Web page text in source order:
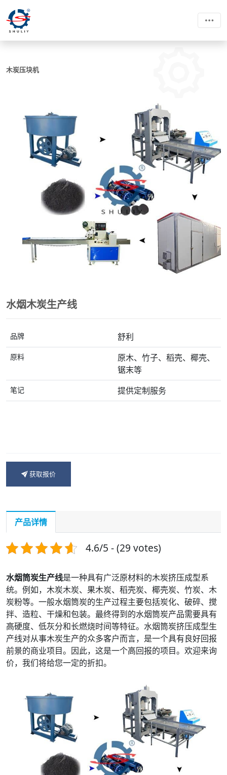
木炭压块机
水烟木炭生产线
品牌 舒利
原料
原木、竹子、稻壳、椰壳、
锯末等
笔记 提供定制服务
获取报价
产品详情
4.6/5 - (29 votes)
水烟筒炭生产线是一种具有广泛原材料的木炭挤压成型系
统。例如，木炭木炭、果木炭、稻壳炭、椰壳炭、竹炭、木
炭粉等。一般水烟筒炭的生产过程主要包括炭化、破碎、搅
拌、造粒、干燥和包装。最终得到的水烟筒炭产品需要具有
高硬度、低灰分和长燃烧时间等特征。水烟筒炭挤压成型生
产线对从事木炭生产的众多客户而言，是一个具有良好回报
前景的商业项目。因此，这是一个高回报的项目。欢迎来询
价，我们将给您一定的折扣。